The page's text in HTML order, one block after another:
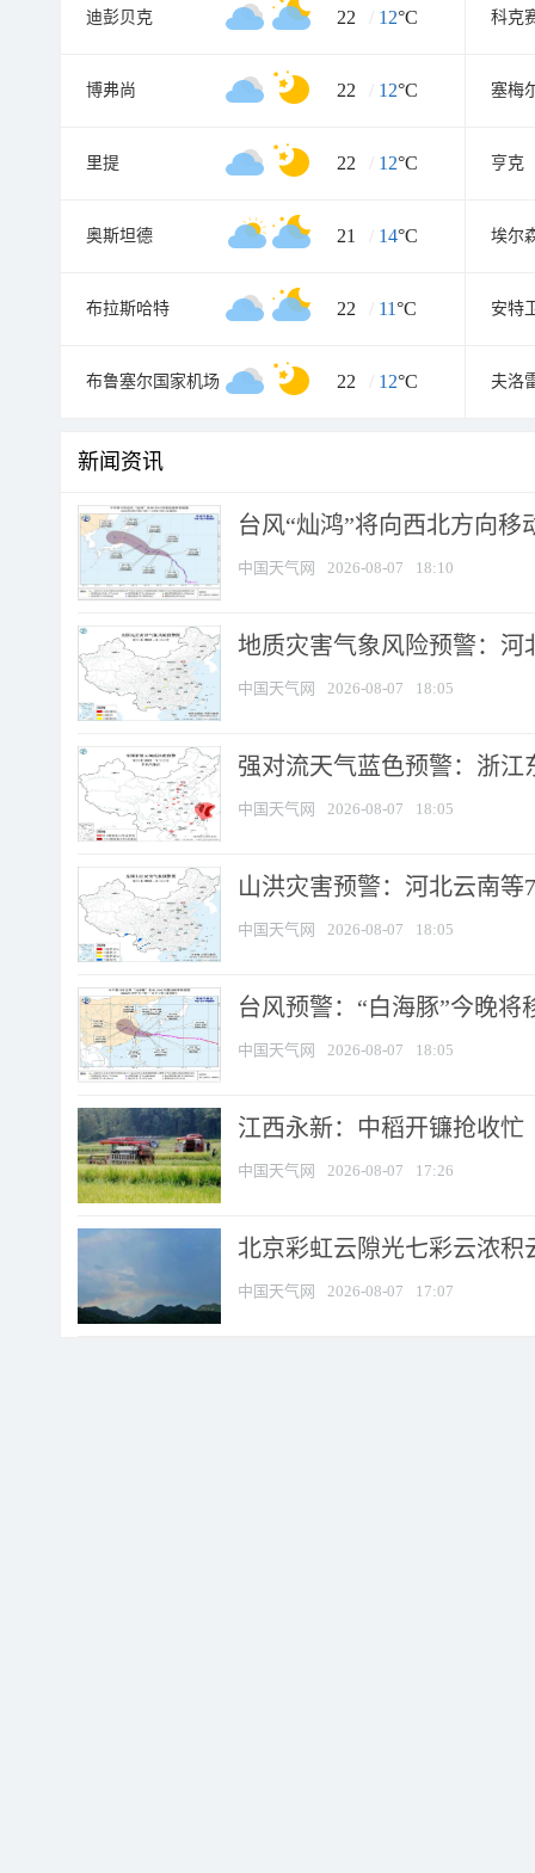
迪彭贝克 22 / 12°C 科克
博弗尚 22 / 12°C 塞梅
里提 22 / 12°C 亨克
奥斯坦德 21 / 14°C 埃尔
布拉斯哈特 22 / 11°C 安特
布鲁塞尔国家机场 22 / 12°C 夫洛
新闻资讯
台风“灿鸿”将向西北方向移
中国天气网 2026-08-07 18:10
地质灾害气象风险预警：河
中国天气网 2026-08-07 18:05
强对流天气蓝色预警：浙江
中国天气网 2026-08-07 18:05
山洪灾害预警：河北云南
中国天气网 2026-08-07 18:05
台风预警：“白海豚”今晚将
中国天气网 2026-08-07 18:05
江西永新：中稻开镰抢收忙
中国天气网 2026-08-07 17:26
北京彩虹云隙光七彩云浓积
中国天气网 2026-08-07 17:07